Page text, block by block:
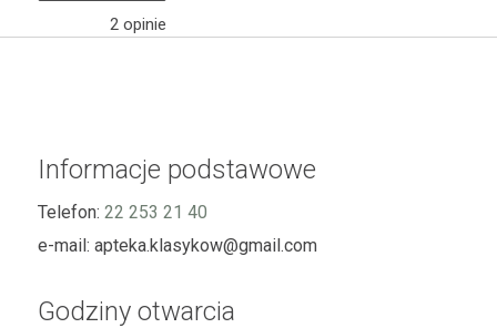
2 opinie
Informacje podstawowe
Telefon: 22 253 21 40
e-mail: apteka.klasykow@gmail.com
Godziny otwarcia